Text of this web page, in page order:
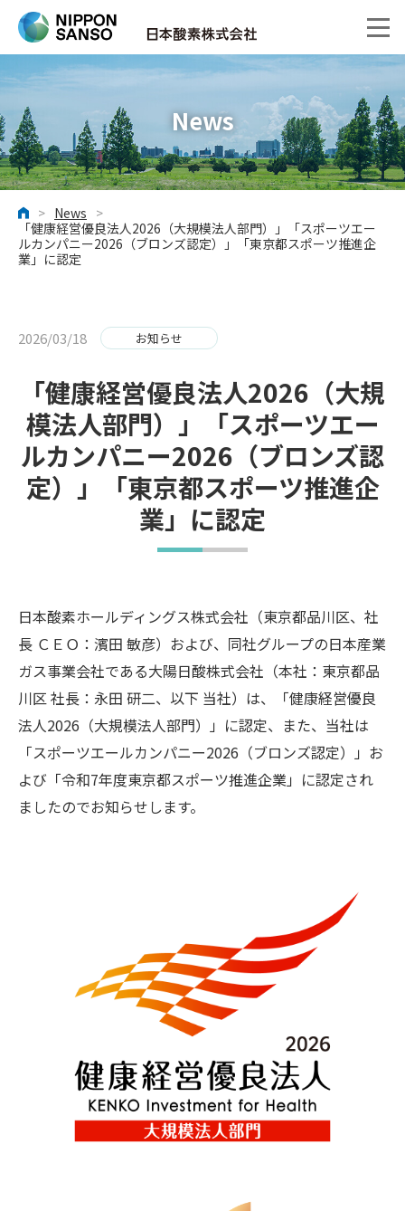
News
ホーム
> News >
「健康経営優良法人2026（大規模法人部門）」「スポーツエー
ルカンパニー2026（ブロンズ認定）」「東京都スポーツ推進企
業」に認定
2026/03/18 お知らせ
「健康経営優良法人2026（大規
模法人部門）」「スポーツエー
ルカンパニー2026（ブロンズ認
定）」「東京都スポーツ推進企
業」に認定
日本酸素ホールディングス株式会社（東京都品川区、社
長 ＣＥＯ：濱田 敏彦）および、同社グループの日本産業
ガス事業会社である大陽日酸株式会社（本社：東京都品
川区 社長：永田 研二、以下 当社）は、「健康経営優良
法人2026（大規模法人部門）」に認定、また、当社は
「スポーツエールカンパニー2026（ブロンズ認定）」お
よび「令和7年度東京都スポーツ推進企業」に認定され
ましたのでお知らせします。